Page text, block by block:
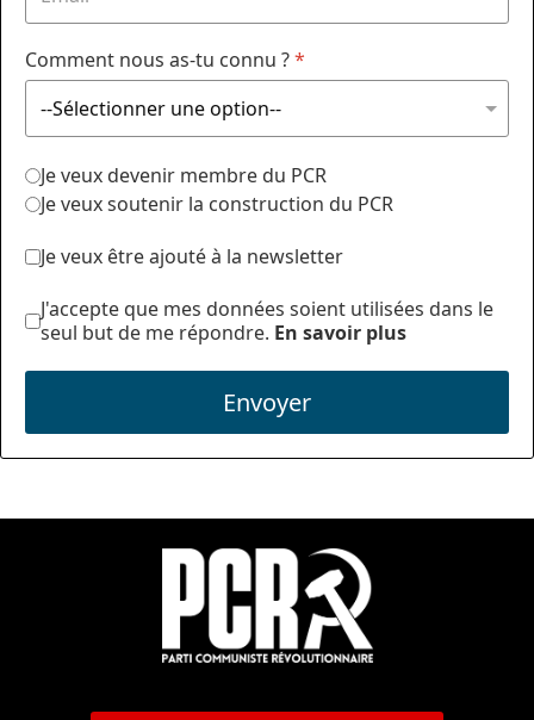
Comment nous as-tu connu ?*
Je veux devenir membre du PCR
Je veux soutenir la construction du PCR
Je veux être ajouté à la newsletter
J'accepte que mes données soient utilisées dans le
seul but de me répondre. En savoir plus
Envoyer